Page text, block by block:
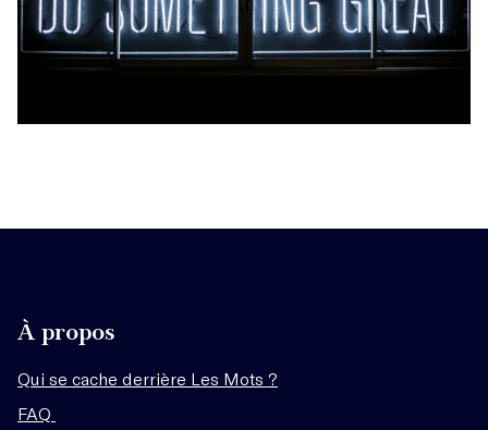
À propos
Qui se cache derrière Les Mots ?
FAQ